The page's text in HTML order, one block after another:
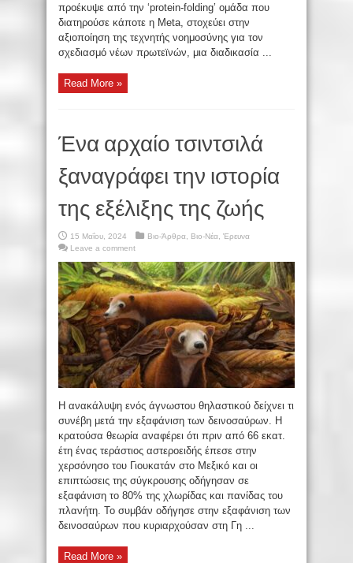
προέκυψε από την ‘protein-folding’ ομάδα που
διατηρούσε κάποτε η Meta, στοχεύει στην
αξιοποίηση της τεχνητής νοημοσύνης για τον
σχεδιασμό νέων πρωτεϊνών, μια διαδικασία ...
Read More »
Ένα αρχαίο τσιντσιλά
ξαναγράφει την ιστορία
της εξέλιξης της ζωής
15 Μαΐου, 2024 Βιο-Άρθρα Βιο-Νέα Έρευνα
Leave a comment
Η ανακάλυψη ενός άγνωστου θηλαστικού δείχνει τι
συνέβη μετά την εξαφάνιση των δεινοσαύρων. Η
κρατούσα θεωρία αναφέρει ότι πριν από 66 εκατ.
έτη ένας τεράστιος αστεροειδής έπεσε στην
χερσόνησο του Γιουκατάν στο Μεξικό και οι
επιπτώσεις της σύγκρουσης οδήγησαν σε
εξαφάνιση το 80% της χλωρίδας και πανίδας του
πλανήτη. Το συμβάν οδήγησε στην εξαφάνιση των
δεινοσαύρων που κυριαρχούσαν στη Γη ...
Read More »